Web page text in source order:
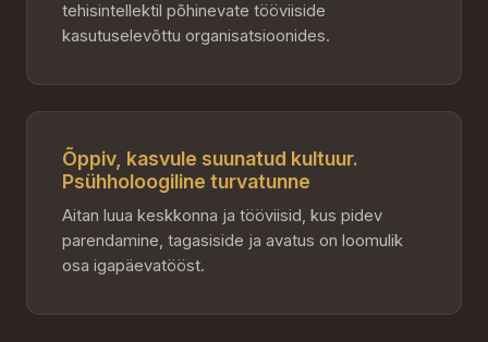
tehisintellektil põhinevate tööviiside
kasutuselevõttu organisatsioonides.
Õppiv, kasvule suunatud kultuur.
Psühholoogiline turvatunne
Aitan luua keskkonna ja tööviisid, kus pidev
parendamine, tagasiside ja avatus on loomulik
osa igapäevatööst.